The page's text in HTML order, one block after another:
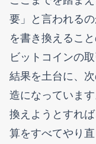
要」と言われる
を書き換えるこ
ビットコインの
結果を土台に、
造になっていま
換えようとすれ
算をすべてやり